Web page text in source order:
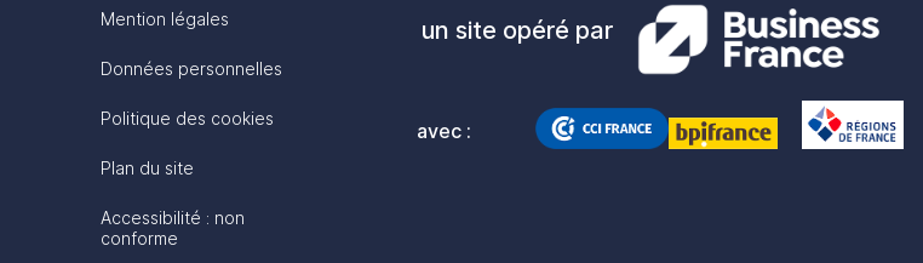
Mention légales
Données personnelles
Politique des cookies
Plan du site
Accessibilité : non
conforme
un site opéré par
avec :